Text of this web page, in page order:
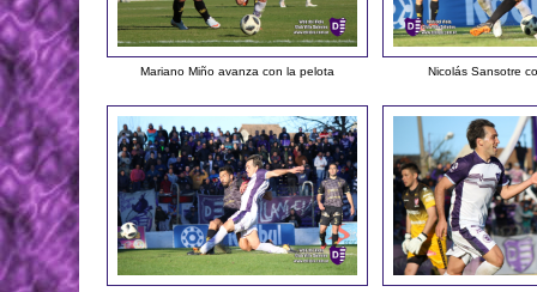
Mariano Miño avanza con la pelota Nicolás Sansotre